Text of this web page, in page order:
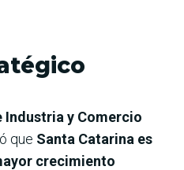
Industria y Comercio
que Santa Catarina es
crecimiento